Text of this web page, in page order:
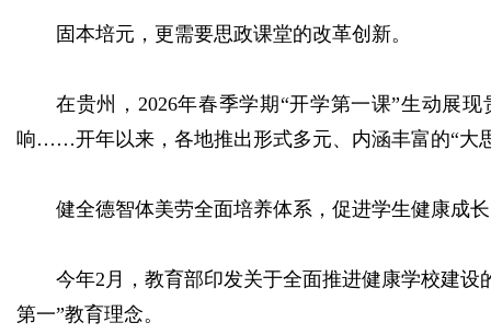
固本培元，更需要思政课堂的改革创新。
在贵州，2026年春季学期“开学第一课”生动展
响……开年以来，各地推出形式多元、内涵丰富的“大
健全德智体美劳全面培养体系，促进学生健康成
今年2月，教育部印发关于全面推进健康学校建
第一”教育理念。